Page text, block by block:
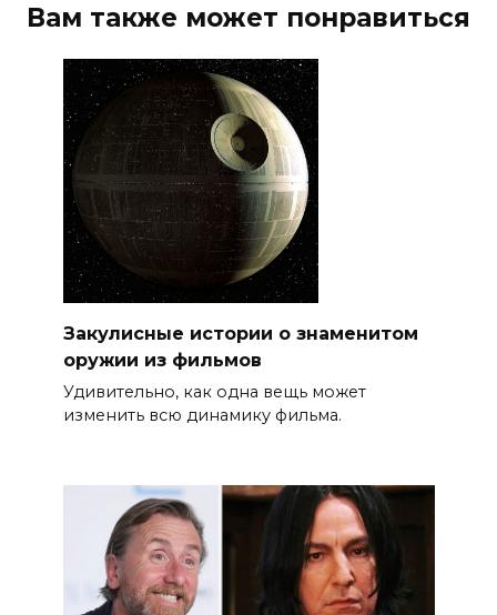
Вам также может понравиться
Закулисные истории о знаменитом
оружии из фильмов
Удивительно, как одна вещь может
изменить всю динамику фильма.